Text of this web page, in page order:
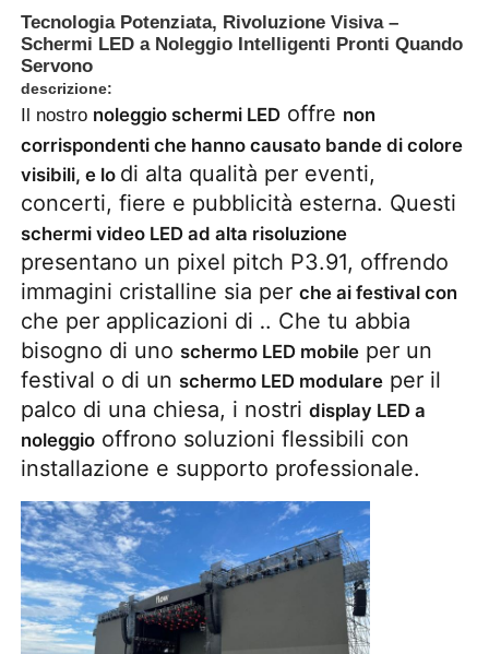
Casa.
Prodotti
Video
Spettacolo VR
Chi Siamo
Visita alla fabbrica
Controllo di qualità
Contattaci
Notizie
Casi
Tecnologia Potenziata, Rivoluzione Visiva –
Schermi LED a Noleggio Intelligenti Pronti Quando
Servono
descrizione:
Il nostro noleggio schermi LED offre non
corrispondenti che hanno causato bande di colore
visibili, e lo di alta qualità per eventi,
concerti, fiere e pubblicità esterna. Questi
schermi video LED ad alta risoluzione
presentano un pixel pitch P3.91, offrendo
immagini cristalline sia perche ai festival con
che per applicazioni di .. Che tu abbia
bisogno di unoschermo LED mobile per un
festival o di unschermo LED modulare per il
palco di una chiesa, i nostridisplay LED a
noleggio offrono soluzioni flessibili con
installazione e supporto professionale.